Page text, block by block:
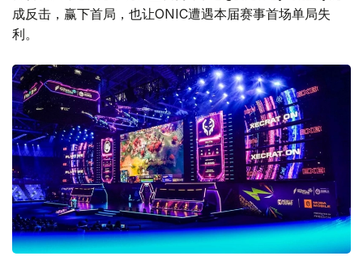
成反击，赢下首局，也让ONIC遭遇本届赛事首场单局失
利。